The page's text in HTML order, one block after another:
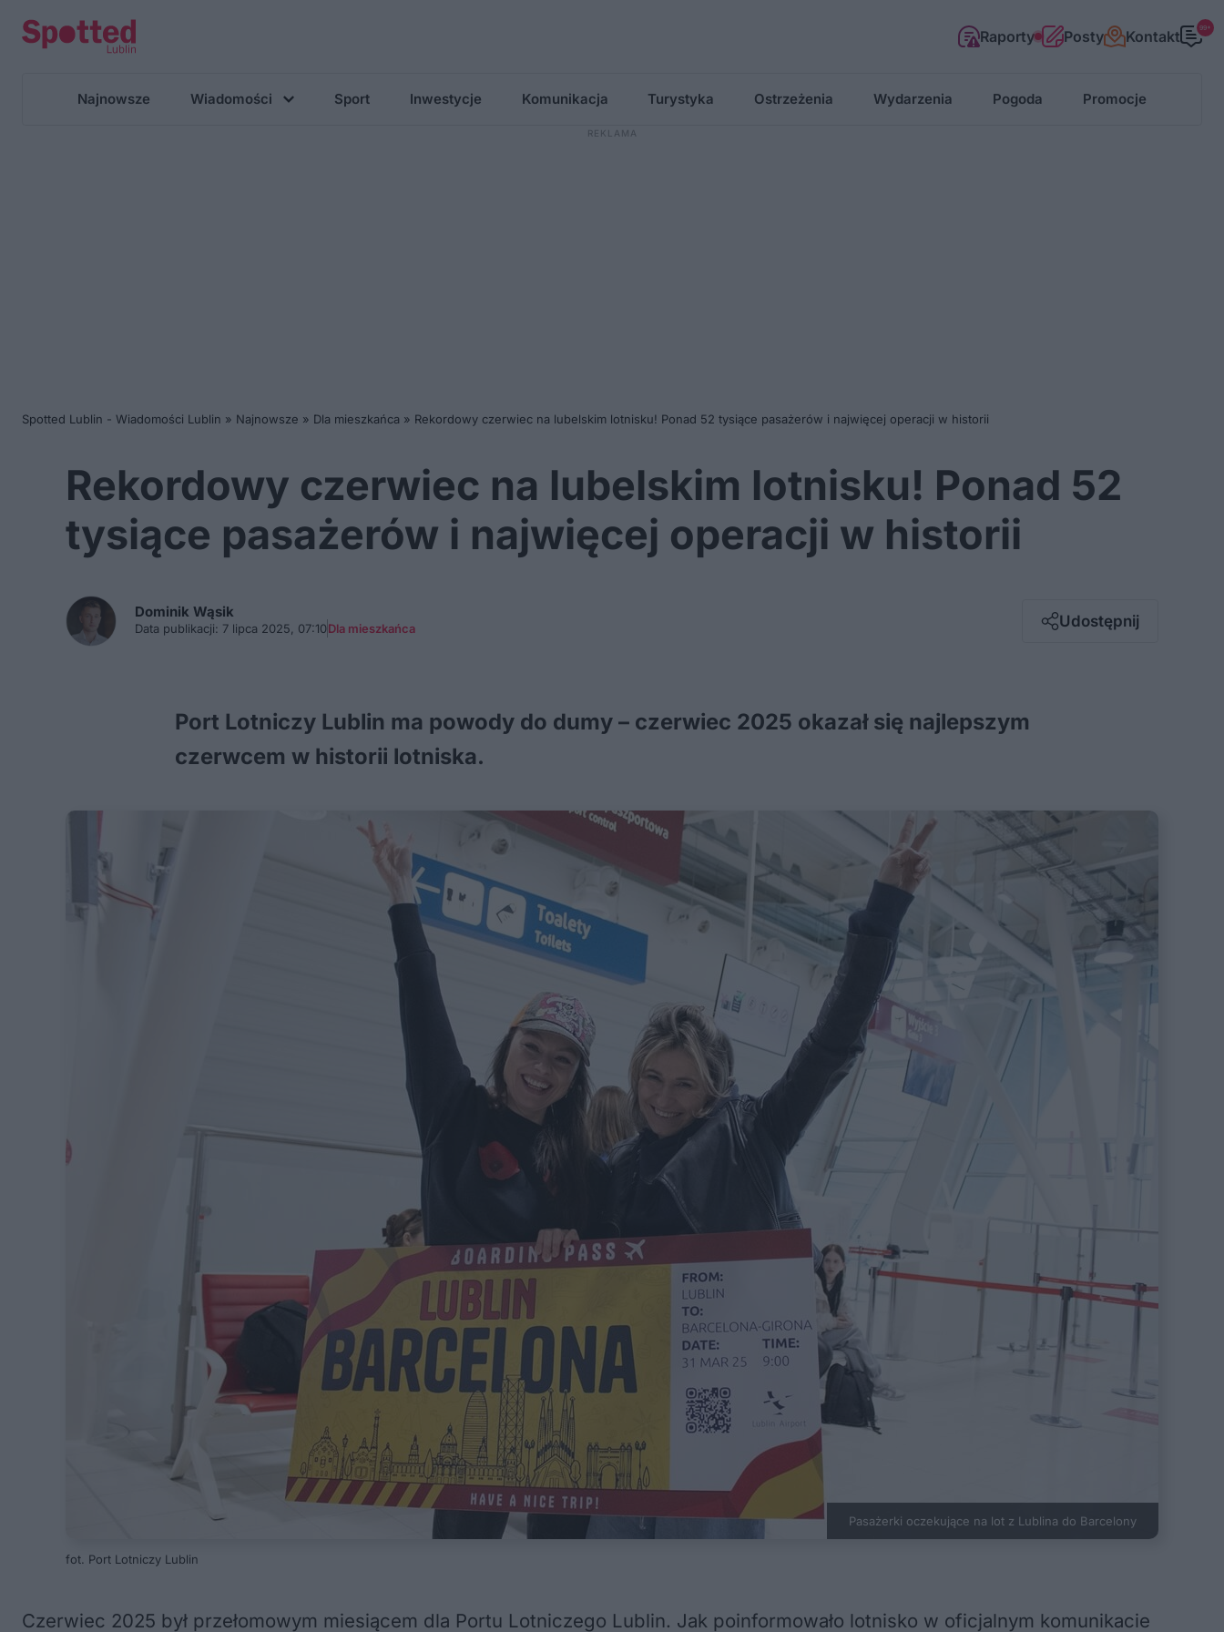
Raporty Posty Kontakt 99+
Najnowsze Wiadomości Sport Inwestycje Komunikacja Turystyka Ostrzeżenia Wydarzenia Pogoda Promocje
Spotted Lublin - Wiadomości Lublin » Najnowsze » Dla mieszkańca » Rekordowy czerwiec na lubelskim lotnisku! Ponad 52 tysiące pasażerów i najwięcej operacji w historii
Rekordowy czerwiec na lubelskim lotnisku! Ponad 52
tysiące pasażerów i najwięcej operacji w historii
Dominik Wąsik
Data publikacji: 7 lipca 2025, 07:10Dla mieszkańca Udostępnij
Messenger
Port Lotniczy Lublin ma powody do dumy – czerwiec 2025 okazał się najlepszym
czerwcem w historii lotniska.
Pasażerki oczekujące na lot z Lublina do Barcelony
fot. Port Lotniczy Lublin
Czerwiec 2025 był przełomowym miesiącem dla Portu Lotniczego Lublin. Jak poinformowało lotnisko w oficjalnym komunikacie